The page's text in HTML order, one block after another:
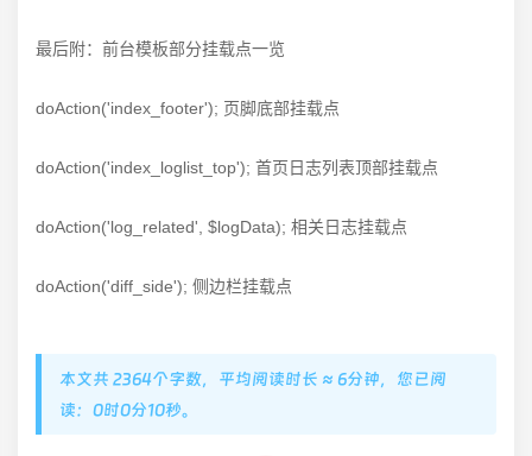
最后附：前台模板部分挂载点一览
doAction('index_footer'); 页脚底部挂载点
doAction('index_loglist_top'); 首页日志列表顶部挂载点
doAction('log_related', $logData); 相关日志挂载点
doAction('diff_side'); 侧边栏挂载点
本文共 2364个字数，平均阅读时长 ≈ 6分钟，您已阅
读：0时0分11秒。